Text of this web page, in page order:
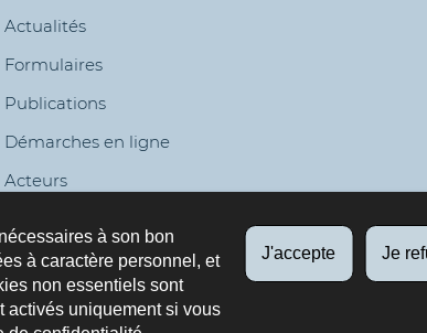
à son bon
à caractère personnel, et
non essentiels sont
activés uniquement si vous
J'accepte Je
Actualités
Formulaires
Publications
Démarches en ligne
Acteurs